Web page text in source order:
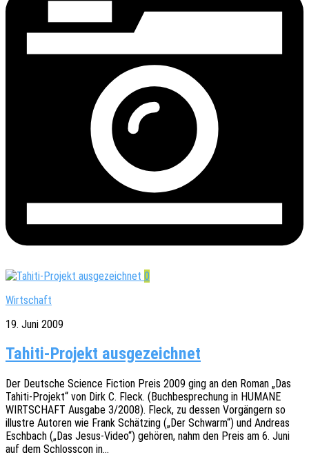
0
Wirtschaft
19. Juni 2009
Tahiti-Projekt ausgezeichnet
Der Deut­sche Science Fiction Preis 2009 ging an den Roman „Das
Tahiti-Projekt“ von Dirk C. Fleck. (Buch­be­spre­chung in HUMANE
WIRTSCHAFT Ausga­be 3/2008). Fleck, zu dessen Vorgän­gern so
illus­tre Autoren wie Frank Schät­zing („Der Schwarm“) und Andre­as
Esch­bach („Das Jesus-Video“) gehö­ren, nahm den Preis am 6. Juni
auf dem Schloss­con in…